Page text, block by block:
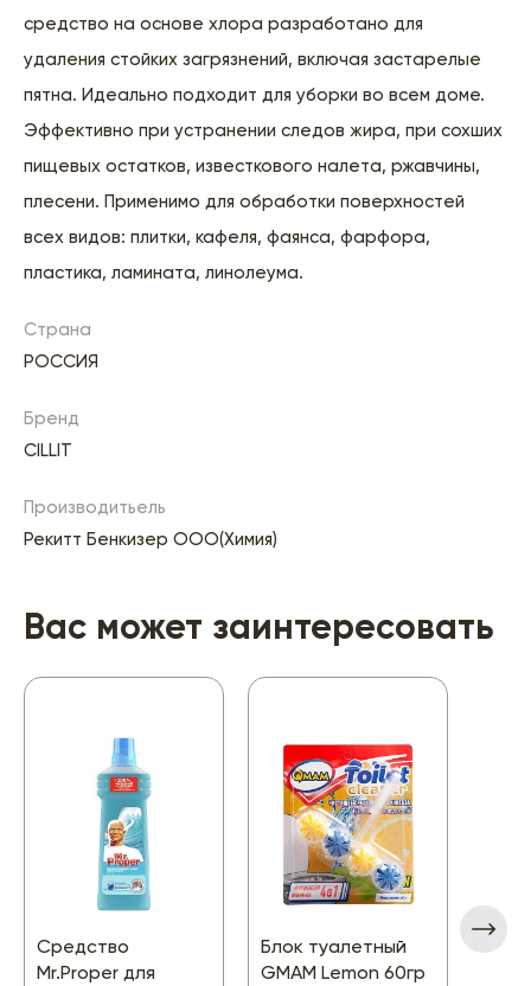
средство на основе хлора разработано для
удаления стойких загрязнений, включая застарелые
пятна. Идеально подходит для уборки во всем доме.
Эффективно при устранении следов жира, при сохших
пищевых остатков, известкового налета, ржавчины,
плесени. Применимо для обработки поверхностей
всех видов: плитки, кафеля, фаянса, фарфора,
пластика, ламината, линолеума.
Страна
РОССИЯ
Бренд
CILLIT
Производитьель
Рекитт Бенкизер ООО(Химия)
Вас может заинтересовать
Средство
Mr.Proper для
Блок туалетный
GMAM Lemon 60гр